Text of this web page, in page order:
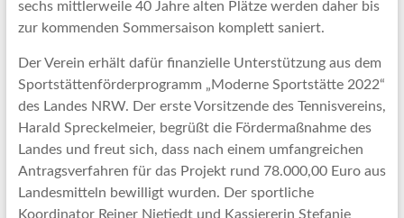
sechs mittlerweile 40 Jahre alten Plätze werden daher bis
zur kommenden Sommersaison komplett saniert.
Der Verein erhält dafür finanzielle Unterstützung aus dem
Sportstättenförderprogramm „Moderne Sportstätte 2022“
des Landes NRW. Der erste Vorsitzende des Tennisvereins,
Harald Spreckelmeier, begrüßt die Fördermaßnahme des
Landes und freut sich, dass nach einem umfangreichen
Antragsverfahren für das Projekt rund 78.000,00 Euro aus
Landesmitteln bewilligt wurden. Der sportliche
Koordinator Reiner Nietiedt und Kassiererin Stefanie